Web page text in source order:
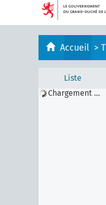
Accueil >
Liste
Chargement ...